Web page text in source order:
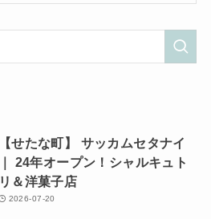
【せたな町】 サッカムセタナイ
｜ 24年オープン！シャルキュト
リ＆洋菓子店
2026-07-20